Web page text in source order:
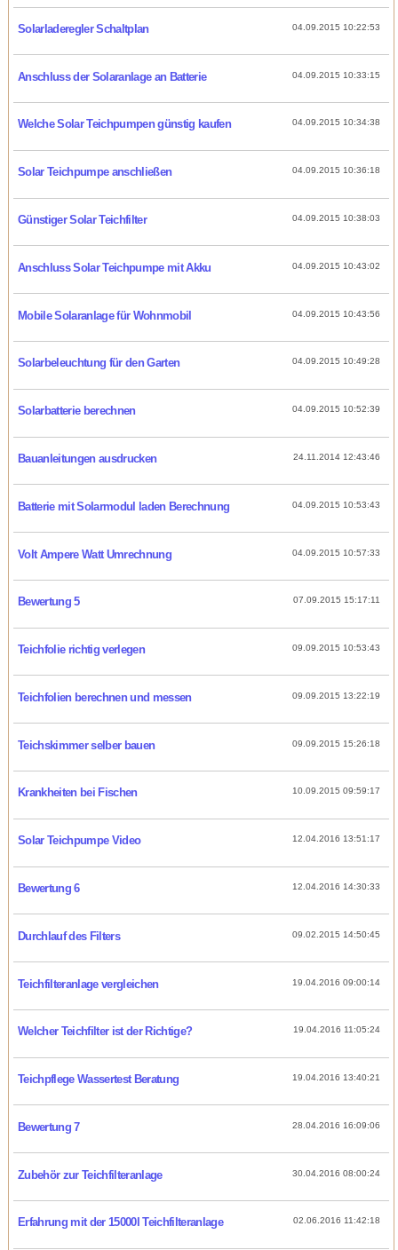
04.09.2015 10:22:53
Solarladeregler Schaltplan
04.09.2015 10:33:15
Anschluss der Solaranlage an Batterie
04.09.2015 10:34:38
Welche Solar Teichpumpen günstig kaufen
04.09.2015 10:36:18
Solar Teichpumpe anschließen
04.09.2015 10:38:03
Günstiger Solar Teichfilter
04.09.2015 10:43:02
Anschluss Solar Teichpumpe mit Akku
04.09.2015 10:43:56
Mobile Solaranlage für Wohnmobil
04.09.2015 10:49:28
Solarbeleuchtung für den Garten
04.09.2015 10:52:39
Solarbatterie berechnen
24.11.2014 12:43:46
Bauanleitungen ausdrucken
04.09.2015 10:53:43
Batterie mit Solarmodul laden Berechnung
04.09.2015 10:57:33
Volt Ampere Watt Umrechnung
07.09.2015 15:17:11
Bewertung 5
09.09.2015 10:53:43
Teichfolie richtig verlegen
09.09.2015 13:22:19
Teichfolien berechnen und messen
09.09.2015 15:26:18
Teichskimmer selber bauen
10.09.2015 09:59:17
Krankheiten bei Fischen
12.04.2016 13:51:17
Solar Teichpumpe Video
12.04.2016 14:30:33
Bewertung 6
09.02.2015 14:50:45
Durchlauf des Filters
19.04.2016 09:00:14
Teichfilteranlage vergleichen
19.04.2016 11:05:24
Welcher Teichfilter ist der Richtige?
19.04.2016 13:40:21
Teichpflege Wassertest Beratung
28.04.2016 16:09:06
Bewertung 7
30.04.2016 08:00:24
Zubehör zur Teichfilteranlage
02.06.2016 11:42:18
Erfahrung mit der 15000l Teichfilteranlage